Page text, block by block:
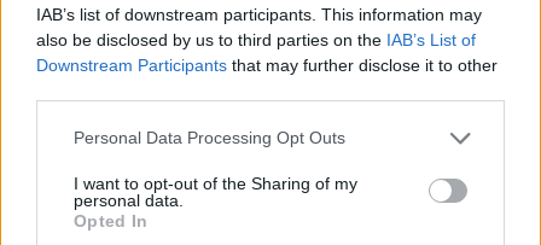
IAB’s list of downstream participants. This information may
also be disclosed by us to third parties on the IAB’s List of
Downstream Participants that may further disclose it to other
Please note that this website/app uses one or more Google
not limited to your visit or usage behaviour. You may click to
grant or deny consent to Google and its third-party tags to
use your data for below specified purposes in below Google
Personal Data Processing Opt Outs
I want to opt-out of the Sharing of my
personal data.
Opted In
15:27
Itt a dráma! A turbópékek kapnak egy áthajtásos
büntetést, és ezzel valószínűleg bukják a győzelmet! Yelloly
meg fogja nyerni a kategóriát.